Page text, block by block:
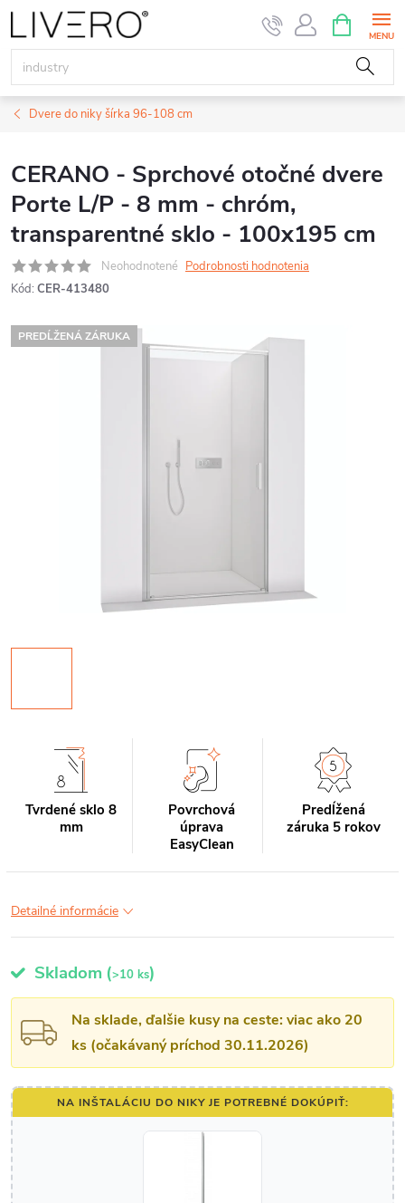
Prejsť
na
obsah
KOŠÍK
Dvere do niky šírka 96-108 cm
CERANO - Sprchové otočné dvere
Porte L/P - 8 mm - chróm,
transparentné sklo - 100x195 cm
Neohodnotené Podrobnosti hodnotenia
Kód: CER-413480
PREDĹŽENÁ ZÁRUKA
Tvrdené sklo 8
mm
Povrchová
úprava
EasyClean
Predĺžená
záruka 5 rokov
Detailné informácie
Skladom (>10 ks)
Na sklade, ďalšie kusy na ceste: viac ako 20
ks (očakávaný príchod 30.11.2026)